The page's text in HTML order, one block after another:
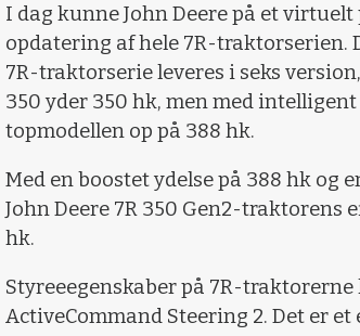
I dag kunne John Deere på et
opdatering af hele 7R-traktorserien.
7R-traktorserie leveres i seks
350 yder 350 hk, men med
topmodellen op på 388 hk.
Med en boostet ydelse på 388 hk og
John Deere 7R 350 Gen2-
hk.
Styreeegenskaber på 7R-
ActiveCommand Steering 2. Det er